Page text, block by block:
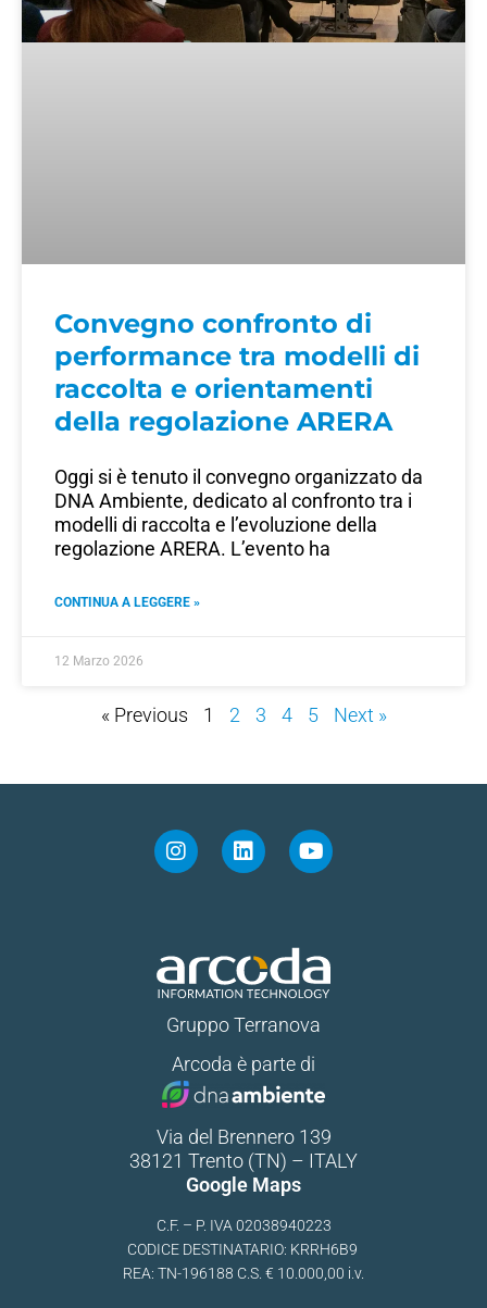
Convegno confronto di
performance tra modelli di
raccolta e orientamenti
della regolazione ARERA
Oggi si è tenuto il convegno organizzato da
DNA Ambiente, dedicato al confronto tra i
modelli di raccolta e l’evoluzione della
regolazione ARERA. L’evento ha
CONTINUA A LEGGERE »
12 Marzo 2026
« Previous 1 2 3 4 5 Next »
Gruppo Terranova
Via del Brennero 139
38121 Trento (TN) – ITALY
Google Maps
Arcoda è parte di
C.F. – P. IVA 02038940223
CODICE DESTINATARIO: KRRH6B9
REA: TN-196188 C.S. € 10.000,00 i.v.